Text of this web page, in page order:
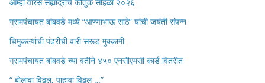
ग्रामपंचायत बांबवडे मध्ये “आण्णाभाऊ साठे” यांची जयंती संपन्न
चिमुकल्यांची पंढरीची वारी सरूड मुक्कामी
ग्रामपंचायत बांबवडे च्या वतीने ४५० एनसीएमसी कार्ड वितरीत
“ बोलावा विठ्ठल, पाहावा विठ्ठल …”